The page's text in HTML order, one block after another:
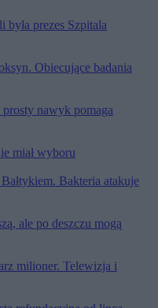
była prezes Szpitala
Obiecujące badania
nawyk pomaga
miał wyboru
Bakteria atakuje
ale po deszczu mogą
milioner. Telewizja i